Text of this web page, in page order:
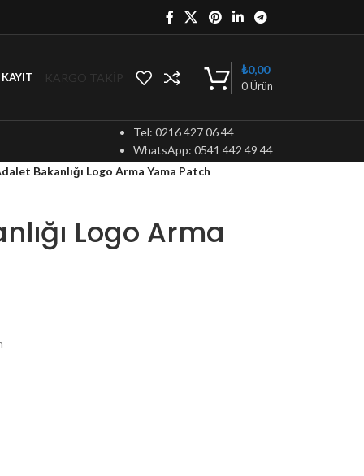
KARGO TAKİP
0Ürün
₺0,00
Tel: 0216 427 06 44
WhatsApp: 0541 442 49 44
Bakanlığı Logo Arma Yama Patch
Logo Arma